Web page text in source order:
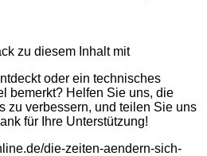
zu diesem Inhalt mit
oder ein technisches
bemerkt? Helfen Sie uns, die
zu verbessern, und teilen Sie uns
für Ihre Unterstützung!
die-zeiten-aendern-sich-